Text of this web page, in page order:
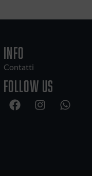
INFO
Contatti
Follow us